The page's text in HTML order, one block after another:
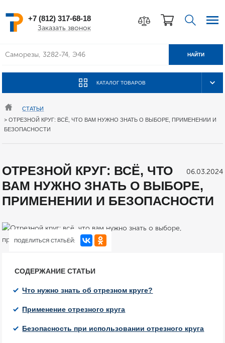
+7 (812) 317-68-18
Заказать звонок
КАТАЛОГ ТОВАРОВ
НАЙТИ
СТАТЬИ
>ОТРЕЗНОЙ КРУГ: ВСЁ, ЧТО ВАМ НУЖНО ЗНАТЬ О ВЫБОРЕ, ПРИМЕНЕНИИ И
БЕЗОПАСНОСТИ
06.03.2024
ОТРЕЗНОЙ КРУГ: ВСЁ, ЧТО
ВАМ НУЖНО ЗНАТЬ О ВЫБОРЕ,
ПРИМЕНЕНИИ И БЕЗОПАСНОСТИ
ПОДЕЛИТЬСЯ СТАТЬЁЙ:
СОДЕРЖАНИЕ СТАТЬИ
Что нужно знать об отрезном круге?
Применение отрезного круга
Безопасность при использовании отрезного круга